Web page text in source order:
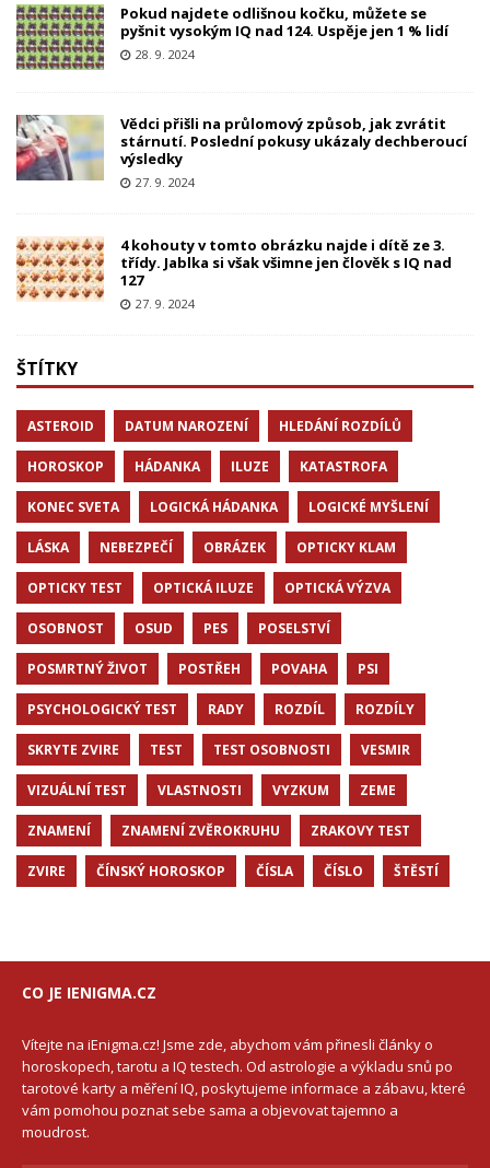
Pokud najdete odlišnou kočku, můžete se
pyšnit vysokým IQ nad 124. Uspěje jen 1 % lidí
28. 9. 2024
Vědci přišli na průlomový způsob, jak zvrátit
stárnutí. Poslední pokusy ukázaly dechberoucí
výsledky
27. 9. 2024
4 kohouty v tomto obrázku najde i dítě ze 3.
třídy. Jablka si však všimne jen člověk s IQ nad
127
27. 9. 2024
ŠTÍTKY
ASTEROID DATUM NAROZENÍ HLEDÁNÍ ROZDÍLŮ
HOROSKOP HÁDANKA ILUZE KATASTROFA
KONEC SVETA LOGICKÁ HÁDANKA LOGICKÉ MYŠLENÍ
LÁSKA NEBEZPEČÍ OBRÁZEK OPTICKY KLAM
OPTICKY TEST OPTICKÁ ILUZE OPTICKÁ VÝZVA
OSOBNOST OSUD PES POSELSTVÍ
POSMRTNÝ ŽIVOT POSTŘEH POVAHA PSI
PSYCHOLOGICKÝ TEST RADY ROZDÍL ROZDÍLY
SKRYTE ZVIRE TEST TEST OSOBNOSTI VESMIR
VIZUÁLNÍ TEST VLASTNOSTI VYZKUM ZEME
ZNAMENÍ ZNAMENÍ ZVĚROKRUHU ZRAKOVY TEST
ZVIRE ČÍNSKÝ HOROSKOP ČÍSLA ČÍSLO ŠTĚSTÍ
CO JE IENIGMA.CZ
Vítejte na iEnigma.cz! Jsme zde, abychom vám přinesli články o
horoskopech, tarotu a IQ testech. Od astrologie a výkladu snů po
tarotové karty a měření IQ, poskytujeme informace a zábavu, které
vám pomohou poznat sebe sama a objevovat tajemno a
moudrost.